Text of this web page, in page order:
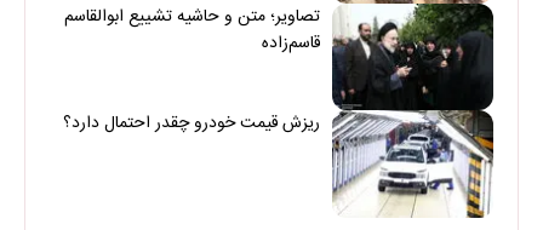
تصاویر؛ متن و حاشیه تشییع ابوالقاسم
قاسم‌زاده
ریزش قیمت خودرو چقدر احتمال دارد؟